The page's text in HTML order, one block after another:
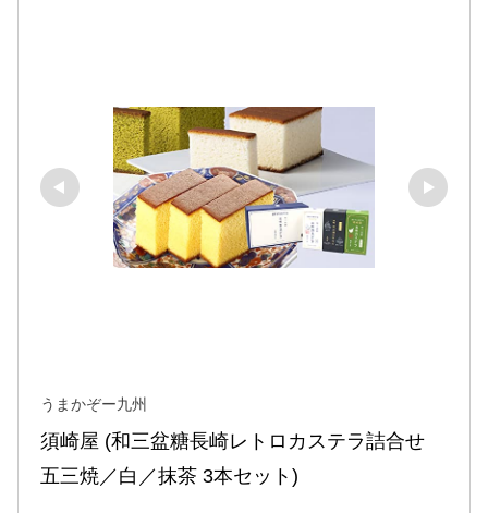
うまかぞー九州
須崎屋 (和三盆糖長崎レトロカステラ詰合せ
五三焼／白／抹茶 3本セット)